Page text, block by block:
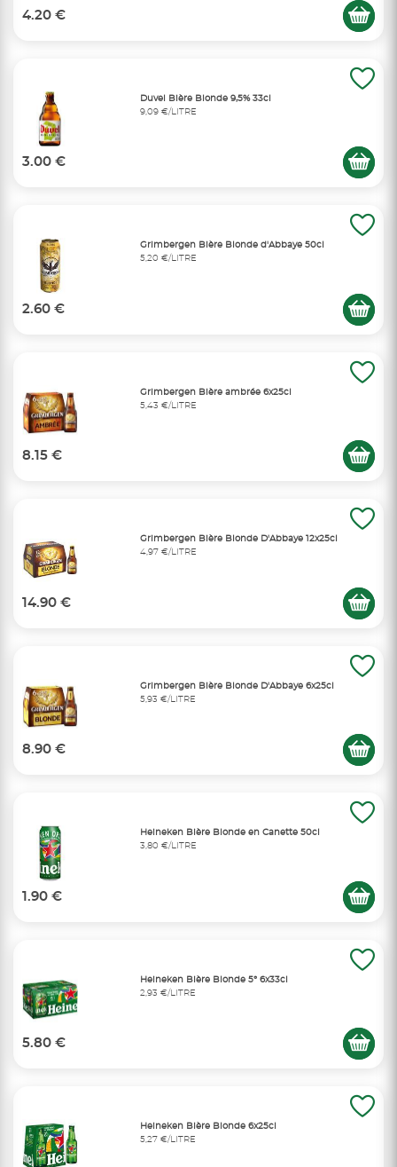
4.20 €
Duvel Bière Blonde 9,5% 33cl
9,09 €/LITRE
3.00 €
Grimbergen Bière Blonde d'Abbaye 50cl
5,20 €/LITRE
2.60 €
Grimbergen Bière ambrée 6x25cl
5,43 €/LITRE
8.15 €
Grimbergen Bière Blonde D'Abbaye 12x25cl
4,97 €/LITRE
14.90 €
Grimbergen Bière Blonde D'Abbaye 6x25cl
5,93 €/LITRE
8.90 €
Heineken Bière Blonde en Canette 50cl
3,80 €/LITRE
1.90 €
Heineken Bière Blonde 5° 6x33cl
2,93 €/LITRE
5.80 €
Heineken Bière Blonde 6x25cl
5,27 €/LITRE